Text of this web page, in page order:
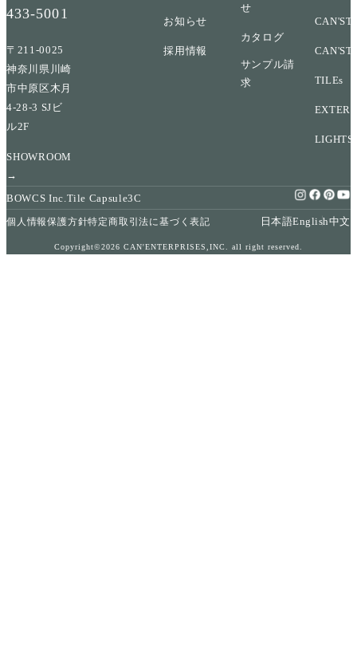
433-5001
〒211-0025
神奈川県川崎
市中原区木月
4-28-3 SJビ
ル2F
SHOWROOM
→
お知らせ
採用情報
せ
カタログ
サンプル請
求
TILEs
LIGHTS
BOWCS Inc. Tile Capsule3C
個人情報保護方針特定商取引法に基づく表記 日本語English中文
Copyright©2026 CAN'ENTERPRISES,INC. all right reserved.